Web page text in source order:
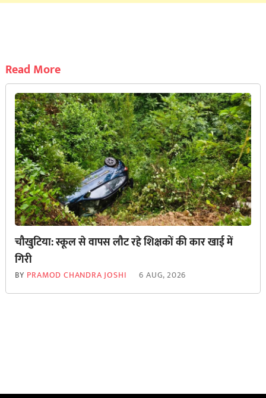
Read More
चौखुटिया: स्कूल से वापस लौट रहे शिक्षकों की कार खाई में
गिरी
BY PRAMOD CHANDRA JOSHI 6 AUG, 2026